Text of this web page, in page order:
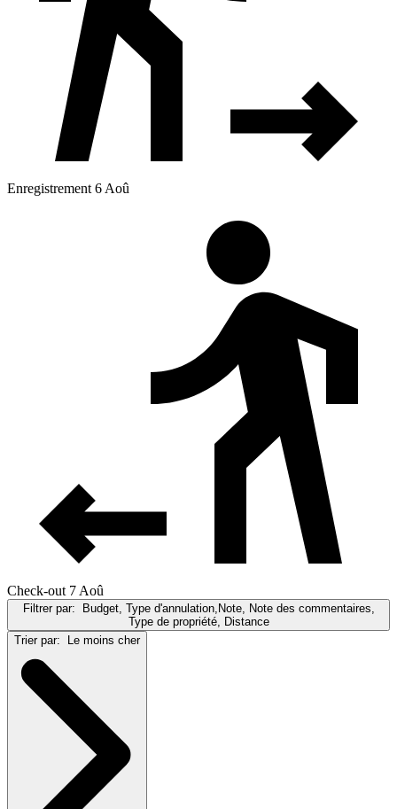
Enregistrement 6 Aoû
Check-out 7 Aoû
Filtrer par:
Budget, Type d'annulation,Note, Note des commentaires,
Type de propriété, Distance
Trier par:
Le moins cher